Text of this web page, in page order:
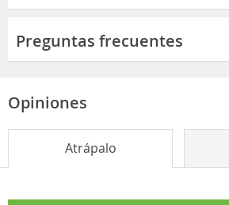
Preguntas frecuentes
Opiniones
Atrápalo